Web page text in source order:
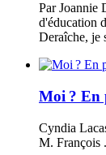
Par Joannie
d'éducation
Deraîche, je
Moi ? En
Cyndia
M. François